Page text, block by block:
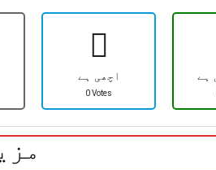
اچھی ہے
0 Votes
ہے